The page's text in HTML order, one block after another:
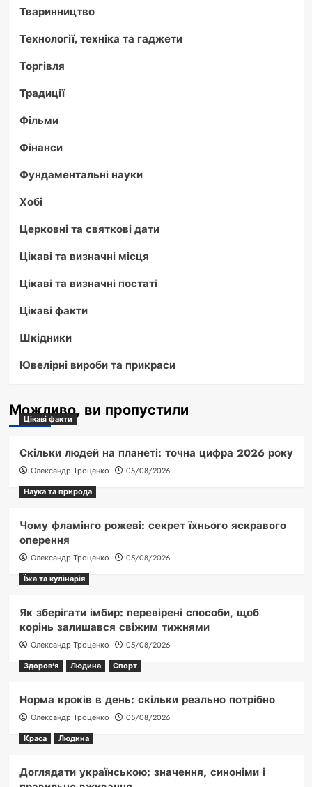
Тваринництво
Технології, техніка та гаджети
Торгівля
Традиції
Фільми
Фінанси
Фундаментальні науки
Хобі
Церковні та святкові дати
Цікаві та визначні місця
Цікаві та визначні постаті
Цікаві факти
Шкідники
Ювелірні вироби та прикраси
Можливо, ви пропустили
Цікаві факти
Скільки людей на планеті: точна цифра 2026 року
Олександр Троценко
05/08/2026
Наука та природа
Чому фламінго рожеві: секрет їхнього яскравого
оперення
Олександр Троценко
05/08/2026
Їжа та кулінарія
Як зберігати імбир: перевірені способи, щоб
корінь залишався свіжим тижнями
Олександр Троценко
05/08/2026
Здоров'я
Людина Спорт
Норма кроків в день: скільки реально потрібно
Олександр Троценко
05/08/2026
Краса
Людина
Доглядати українською: значення, синоніми і